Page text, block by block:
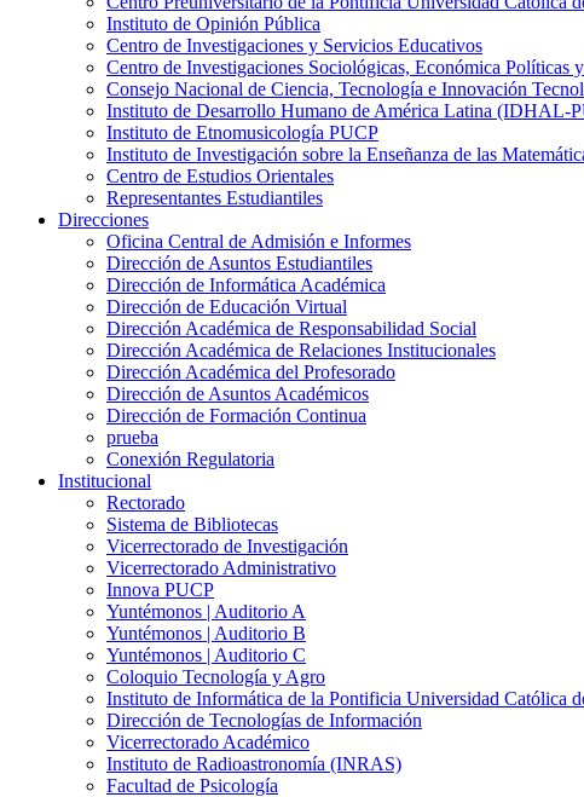
Instituto de Opinión Pública
Centro de Investigaciones y Servicios Educativos
Centro de Investigaciones Sociológicas, Económica Políticas
Consejo Nacional de Ciencia, Tecnología e Innovación
Instituto de Desarrollo Humano de América Latina (IDHAL-
Instituto de Etnomusicología PUCP
Instituto de Investigación sobre la Enseñanza de las
Centro de Estudios Orientales
Representantes Estudiantiles
Direcciones
Oficina Central de Admisión e Informes
Dirección de Asuntos Estudiantiles
Dirección de Informática Académica
Dirección de Educación Virtual
Dirección Académica de Responsabilidad Social
Dirección Académica de Relaciones Institucionales
Dirección Académica del Profesorado
Dirección de Asuntos Académicos
Dirección de Formación Continua
prueba
Conexión Regulatoria
Institucional
Rectorado
Sistema de Bibliotecas
Vicerrectorado de Investigación
Vicerrectorado Administrativo
Innova PUCP
Yuntémonos | Auditorio A
Yuntémonos | Auditorio B
Yuntémonos | Auditorio C
Coloquio Tecnología y Agro
Instituto de Informática de la Pontificia Universidad Católica
Dirección de Tecnologías de Información
Vicerrectorado Académico
Instituto de Radioastronomía (INRAS)
Facultad de Psicología